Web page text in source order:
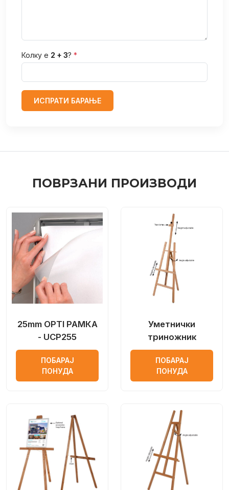
Колку е 2 + 3? *
ИСПРАТИ БАРАЊЕ
ПОВРЗАНИ ПРОИЗВОДИ
25mm OPTI РАМКА
- UCP255
ПОБАРАЈ
ПОНУДА
Уметнички
триножник
ПОБАРАЈ
ПОНУДА